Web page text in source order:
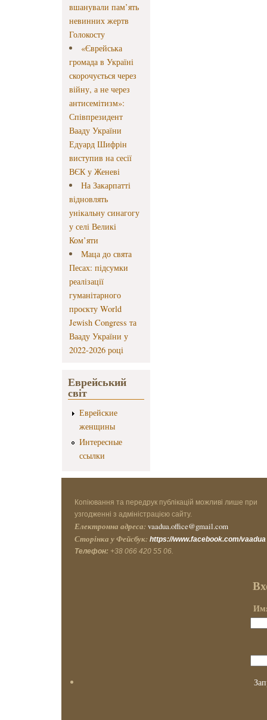
вшанували пам’ять
невинних жертв
Голокосту
«Єврейська
громада в Україні
скорочується через
війну, а не через
антисемітизм»:
Співпрезидент
Вааду України
Едуард Шифрін
виступив на сесії
ВЄК у Женеві
На Закарпатті
відновлять
унікальну синагогу
у селі Великі
Ком’яти
Маца до свята
Песах: підсумки
реалізації
гуманітарного
проєкту World
Jewish Congress та
Вааду України у
2022-2026 році
Еврейський
світ
Еврейские
женщины
Интересные
ссылки
Копіювання та передрук публікацій можливі лише при
узгодженні з адміністрацією сайту.
Електронна адреса: vaadua.office@gmail.com
Сторінка у Фейсбук: https://www.facebook.com/vaadua
Телефон: +38 066 420 55 06.